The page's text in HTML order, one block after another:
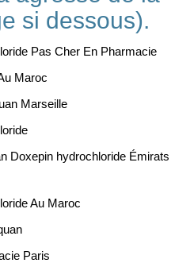
si dessous).
Pas Cher En Pharmacie
Maroc
Marseille
Doxepin hydrochloride Émirats
Au Maroc
Paris